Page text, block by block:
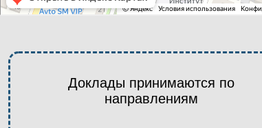
Доклады принимаются по
направлениям